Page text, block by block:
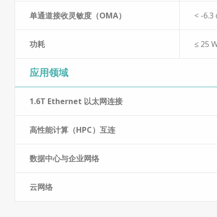
单通道接收灵敏度（OMA） < -6.3
功耗 ≤ 25
应用领域
1.6T Ethernet 以太网连接
高性能计算（HPC）互连
数据中心与企业网络
云网络